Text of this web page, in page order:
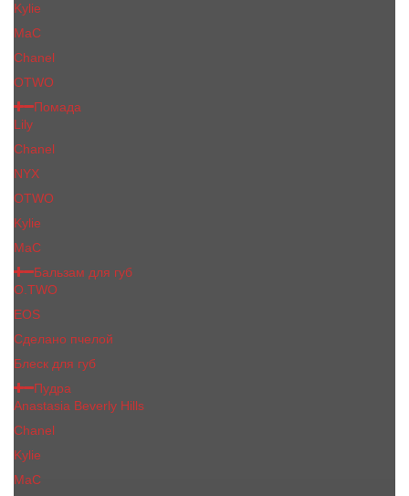
Kylie
MaC
Сhanеl
OTWO
Помада
Lily
Chanel
NYX
OTWO
Kylie
МаС
Бальзам для губ
O.TWO
EOS
Сделано пчелой
Блеск для губ
Пудра
Anastasia Beverly Hills
Chanel
Kylie
MaC